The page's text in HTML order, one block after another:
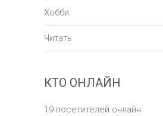
Хобби
Читать
КТО ОНЛАЙН
19 посетителей онлайн